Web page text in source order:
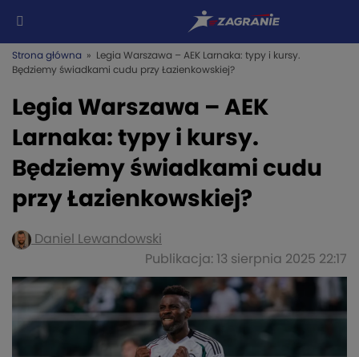
Strona główna » Legia Warszawa – AEK Larnaka: typy i kursy.
Będziemy świadkami cudu przy Łazienkowskiej?
Legia Warszawa – AEK
Larnaka: typy i kursy.
Będziemy świadkami cudu
przy Łazienkowskiej?
Daniel Lewandowski
Publikacja: 13 sierpnia 2025 22:17